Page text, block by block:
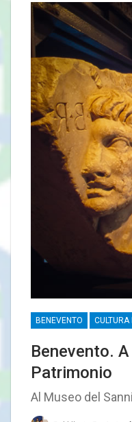
BENEVENTO CULTURA
Benevento.
Patrimonio
Al Museo del